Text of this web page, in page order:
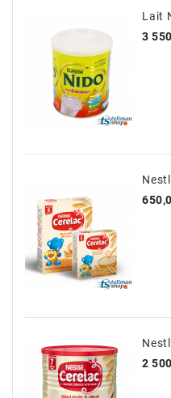
Lait
Prix
3
Prix
Prix
2